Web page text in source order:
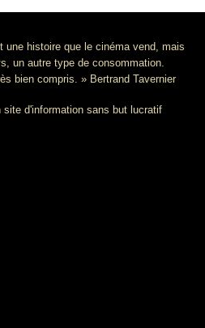
une histoire que le cinéma vend, mais
un autre type de consommation.
bien compris. » Bertrand Tavernier
site d'information sans but lucratif